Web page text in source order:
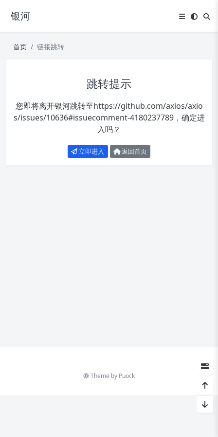
银河
首页 链接跳转
跳转提示
您即将离开银河跳转至https://github.com/axios/axio
s/issues/10636#issuecomment-4180237789，确定进
入吗？
立即进入 返回首页
Theme by Puock